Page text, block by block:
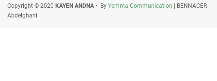
Copyright © 2020 KAYEN ANDNA • By Yemma Communication | BENNACER
Abdelghani